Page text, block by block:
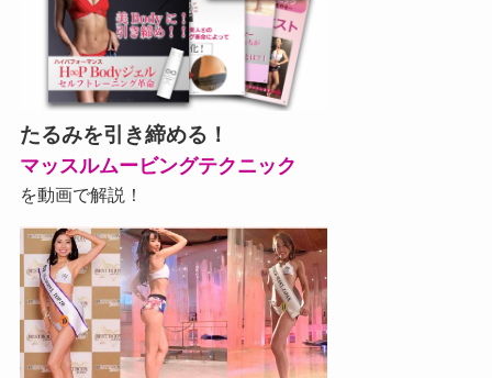
たるみを引き締める！
マッスルムービングテクニック
を動画で解説！